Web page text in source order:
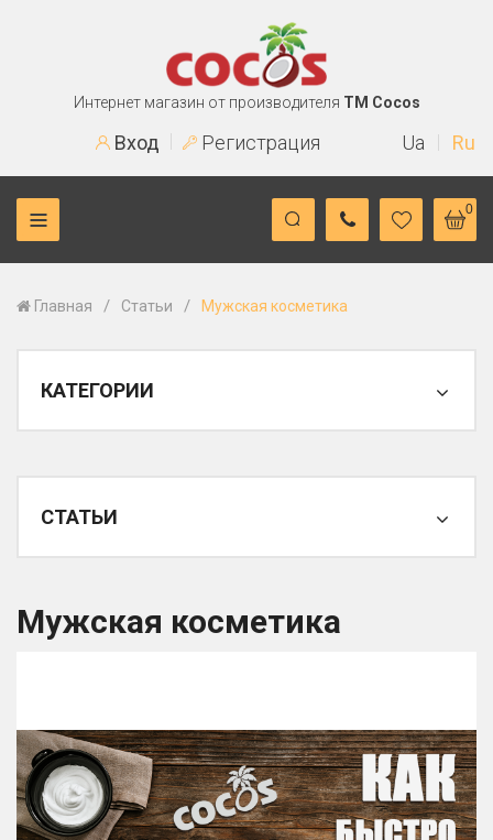
Интернет магазин от производителя TM Cocos
Вход Регистрация Ua Ru
0
Главная / Статьи / Мужская косметика
КАТЕГОРИИ
СТАТЬИ
Мужская косметика